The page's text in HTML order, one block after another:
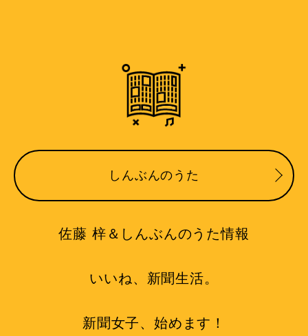
しんぶんのうた
佐藤 梓＆しんぶんのうた情報
いいね、新聞生活。
新聞女子、始めます！